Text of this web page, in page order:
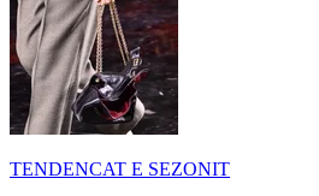
TENDENCAT E SEZONIT